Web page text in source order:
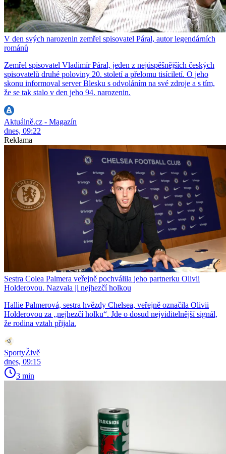
V den svých narozenin zemřel spisovatel Páral, autor legendárních
románů
Zemřel spisovatel Vladimír Páral, jeden z nejúspěšnějších českých
spisovatelů druhé poloviny 20. století a přelomu tisíciletí. O jeho
skonu informoval server Blesku s odvoláním na své zdroje a s tím,
že se tak stalo v den jeho 94. narozenin.
Aktuálně.cz - Magazín
dnes, 09:22
Reklama
Sestra Colea Palmera veřejně pochválila jeho partnerku Olivii
Holderovou. Nazvala ji nejhezčí holkou
Hallie Palmerová, sestra hvězdy Chelsea, veřejně označila Olivii
Holderovou za „nejhezčí holku“. Jde o dosud nejviditelnější signál,
že rodina vztah přijala.
SportyŽivě
dnes, 09:15
3 min